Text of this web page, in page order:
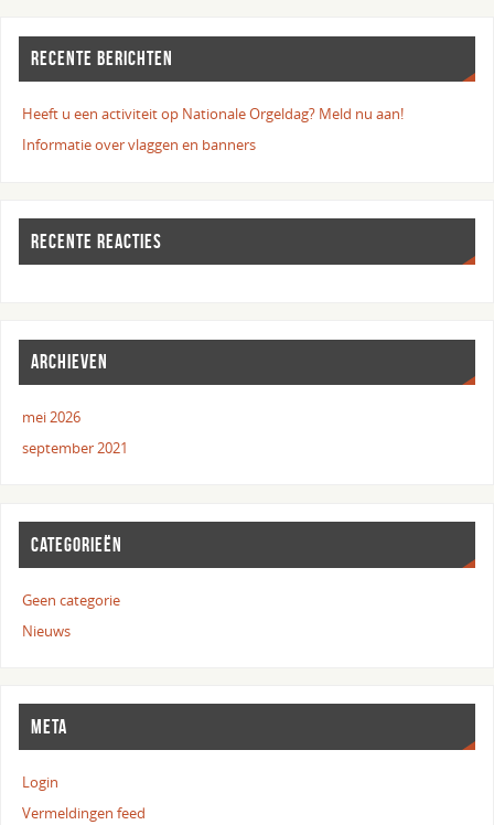
RECENTE BERICHTEN
Heeft u een activiteit op Nationale Orgeldag? Meld nu aan!
Informatie over vlaggen en banners
RECENTE REACTIES
ARCHIEVEN
mei 2026
september 2021
CATEGORIEËN
Geen categorie
Nieuws
META
Login
Vermeldingen feed